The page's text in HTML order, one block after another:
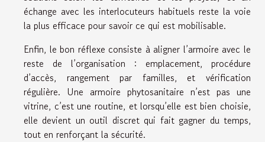
échange avec les interlocuteurs habituels reste la voie
la plus efficace pour savoir ce qui est mobilisable.
Enfin, le bon réflexe consiste à aligner l’armoire avec le
reste de l’organisation : emplacement, procédure
d’accès, rangement par familles, et vérification
régulière. Une armoire phytosanitaire n’est pas une
vitrine, c’est une routine, et lorsqu’elle est bien choisie,
elle devient un outil discret qui fait gagner du temps,
tout en renforçant la sécurité.